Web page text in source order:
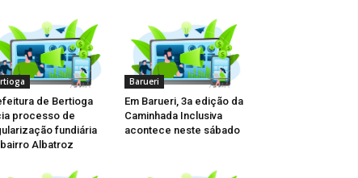
de Bertioga
processo de
fundiária
Albatroz
Barueri
Em Barueri, 3a edição da
Caminhada Inclusiva
acontece neste sábado